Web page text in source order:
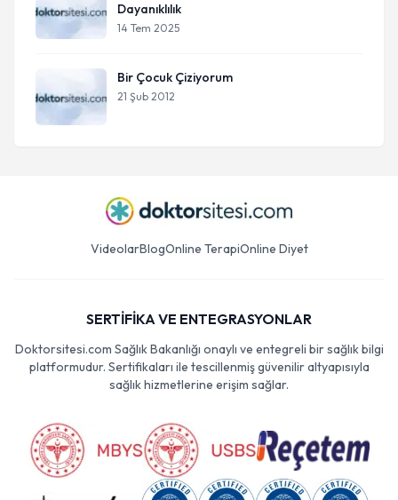
Dayanıklılık
14 Tem 2025
Bir Çocuk Çiziyorum
21 Şub 2012
VideolarBlogOnline TerapiOnline Diyet
SERTİFİKA VE ENTEGRASYONLAR
Doktorsitesi.com Sağlık Bakanlığı onaylı ve entegreli bir sağlık bilgi
platformudur. Sertifikaları ile tescillenmiş güvenilir altyapısıyla
sağlık hizmetlerine erişim sağlar.